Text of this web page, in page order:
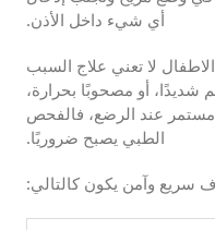
أي شيء داخل الأذن.
لا تعني علاج السبب
شديدًا، أو مصحوبًا بحرارة،
عند الرضع، فالفحص
الطبي يصبح ضروريًا.
سريع وآمن يكون كالتالي: